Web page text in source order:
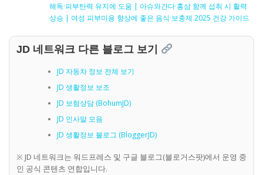
해독·피부탄력 유지에 도움 | 아슈와간다·홍삼 함께 섭취 시 활력
상승 | 여성 피부미용 향상에 좋은 음식·보충제 2025 건강 가이드
JD 네트워크 다른 블로그 보기
JD 자동차 정보 전체 보기
JD 생활정보 보조
JD 보험상담 (BohumJD)
JD 인사말 모음
JD 생활정보 블로그 (BloggerJD)
※ JD 네트워크는 워드프레스 및 구글 블로그(블로거스팟)에서 운영 중
인 공식 콘텐츠 연합입니다.